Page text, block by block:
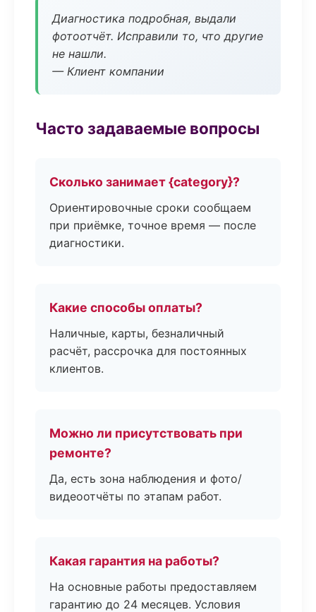
Диагностика подробная, выдали
фотоотчёт. Исправили то, что другие
не нашли.
— Клиент компании
Часто задаваемые вопросы
Сколько занимает {category}?
Ориентировочные сроки сообщаем
при приёмке, точное время — после
диагностики.
Какие способы оплаты?
Наличные, карты, безналичный
расчёт, рассрочка для постоянных
клиентов.
Можно ли присутствовать при
ремонте?
Да, есть зона наблюдения и фото/
видеоотчёты по этапам работ.
Какая гарантия на работы?
На основные работы предоставляем
гарантию до 24 месяцев. Условия